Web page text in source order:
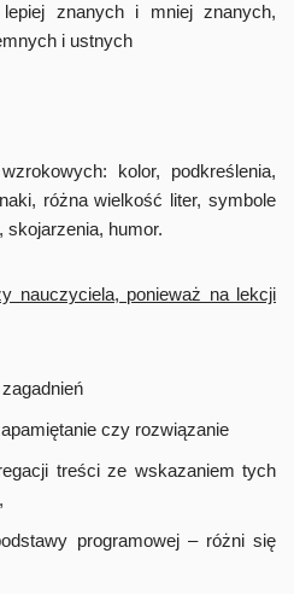
lepiej znanych i mniej znanych,
i ustnych
kolor, podkreślenia,
różna wielkość liter, symbole
humor.
nauczyciela, ponieważ na lekcji
czy rozwiązanie
treści ze wskazaniem tych
programowej – różni się